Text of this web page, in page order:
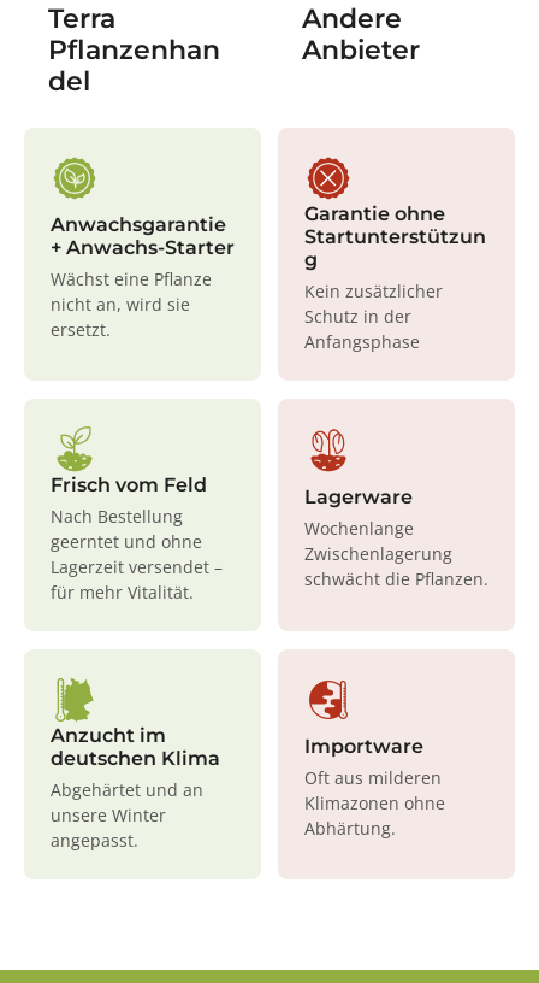
Terra
Pflanzenhan
del
Andere
Anbieter
Anwachsgarantie
+ Anwachs-Starter
Wächst eine Pflanze
nicht an, wird sie
ersetzt.
Garantie ohne
Startunterstützun
g
Kein zusätzlicher
Schutz in der
Anfangsphase
Frisch vom Feld
Nach Bestellung
geerntet und ohne
Lagerzeit versendet –
für mehr Vitalität.
Lagerware
Wochenlange
Zwischenlagerung
schwächt die Pflanzen.
Anzucht im
deutschen Klima
Abgehärtet und an
unsere Winter
angepasst.
Importware
Oft aus milderen
Klimazonen ohne
Abhärtung.